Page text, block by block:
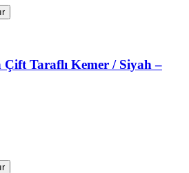
Taraflı Kemer / Siyah –